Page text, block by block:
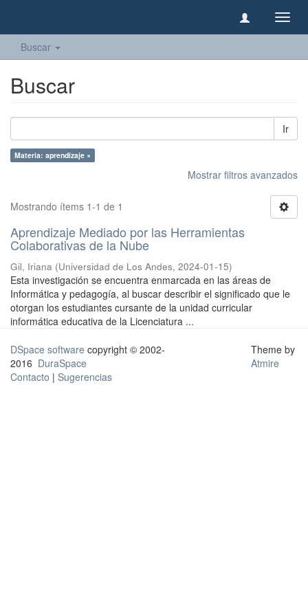
Buscar
Buscar
Ir
Materia: aprendizaje ×
Mostrar filtros avanzados
Mostrando ítems 1-1 de 1
Aprendizaje Mediado por las Herramientas
Colaborativas de la Nube
Gil, Iriana (Universidad de Los Andes, 2024-01-15)
Esta investigación se encuentra enmarcada en las áreas de
Informática y pedagogía, al buscar describir el significado que le
otorgan los estudiantes cursante de la unidad curricular
informática educativa de la Licenciatura ...
DSpace software copyright © 2002-
2016 DuraSpace
Contacto | Sugerencias
Theme by
Atmire